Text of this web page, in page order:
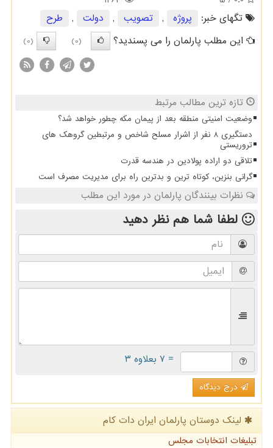
تگهای خبر:
پروژه , تصویب , دولت ,
طرح
این مطلب پارلمان را می پسندید؟
(0)
(0)
تازه ترین مطالب مرتبط
وضعیت امنیتی منطقه بعد از پیمان مکه چطور خواهد شد؟
دستگیری 8 نفر از اشرار مسلح شاخص و مرتبطین گروهک های
تروریستی
تلاقی دو اراده پولادین در هندسه قدرت
گرانی بنزین، کوتاه ترین و بدترین راه برای مدیریت مصرف است
نظرات بینندگان پارلمان در مورد این مطلب
لطفا شما همنظر دهید
= ۷ بعلاوه ۳
درج دیدگاه
لینک دوستان پارلمان ایران دات كام
تبلیغات انتخابات مجلس